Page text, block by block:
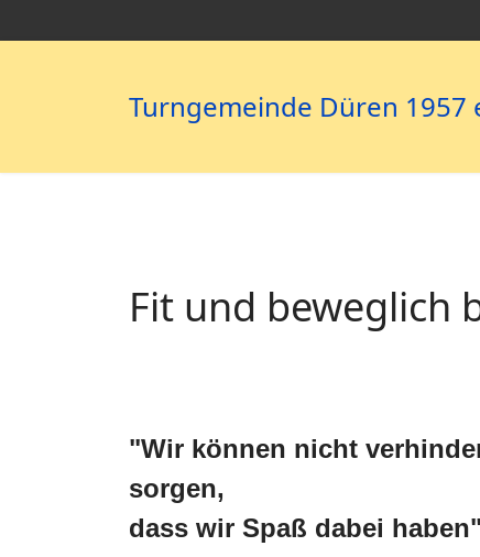
Turngemeinde Düren 1957
Fit und beweglich
"Wir können nicht
sorgen,
dass wir Spaß dabei haben"